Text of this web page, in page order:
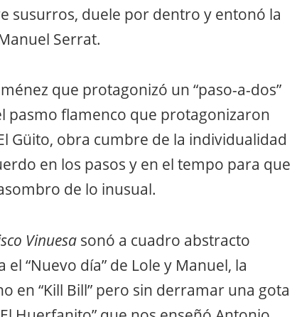
susurros, duele por dentro y entonó la
Serrat.
que protagonizó un “paso-a-dos”
pasmo flamenco que protagonizaron
Güito, obra cumbre de la individualidad
en los pasos y en el tempo para que
de lo inusual.
Vinuesa sonó a cuadro abstracto
“Nuevo día” de Lole y Manuel, la
en “Kill Bill” pero sin derramar una gota